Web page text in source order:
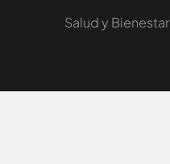
Salud y Bienestar